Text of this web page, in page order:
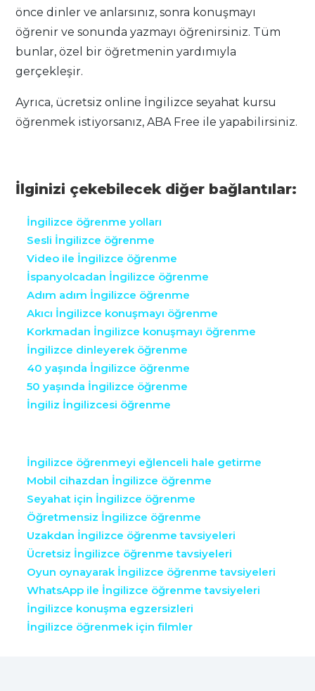
önce dinler ve anlarsınız, sonra konuşmayı
öğrenir ve sonunda yazmayı öğrenirsiniz. Tüm
bunlar, özel bir öğretmenin yardımıyla
gerçekleşir.
Ayrıca, ücretsiz online İngilizce seyahat kursu
öğrenmek istiyorsanız, ABA Free ile yapabilirsiniz.
İlginizi çekebilecek diğer bağlantılar:
İngilizce öğrenme yolları
Sesli İngilizce öğrenme
Video ile İngilizce öğrenme
İspanyolcadan İngilizce öğrenme
Adım adım İngilizce öğrenme
Akıcı İngilizce konuşmayı öğrenme
Korkmadan İngilizce konuşmayı öğrenme
İngilizce dinleyerek öğrenme
40 yaşında İngilizce öğrenme
50 yaşında İngilizce öğrenme
İngiliz İngilizcesi öğrenme
İngilizce öğrenmeyi eğlenceli hale getirme
Mobil cihazdan İngilizce öğrenme
Seyahat için İngilizce öğrenme
Öğretmensiz İngilizce öğrenme
Uzakdan İngilizce öğrenme tavsiyeleri
Ücretsiz İngilizce öğrenme tavsiyeleri
Oyun oynayarak İngilizce öğrenme tavsiyeleri
WhatsApp ile İngilizce öğrenme tavsiyeleri
İngilizce konuşma egzersizleri
İngilizce öğrenmek için filmler